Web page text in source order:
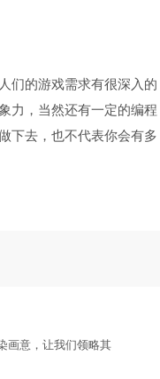
们的游戏需求有很深入的
力，当然还有一定的编程
下去，也不代表你会有多
画意，让我们领略其